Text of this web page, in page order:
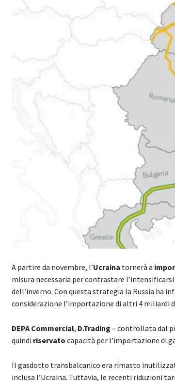
A partire da novembre, l’Ucraina tornerà a
misura necessaria per contrastare
dell’inverno. Con questa strategia la Russia ha
considerazione l’importazione di altri 4 miliardi
DEPA Commercial, D.Trading – controllata dal
quindi riservato capacità per l’importazione di
Il gasdotto transbalcanico era rimasto
inclusa l’Ucraina. Tuttavia, le recenti riduzioni